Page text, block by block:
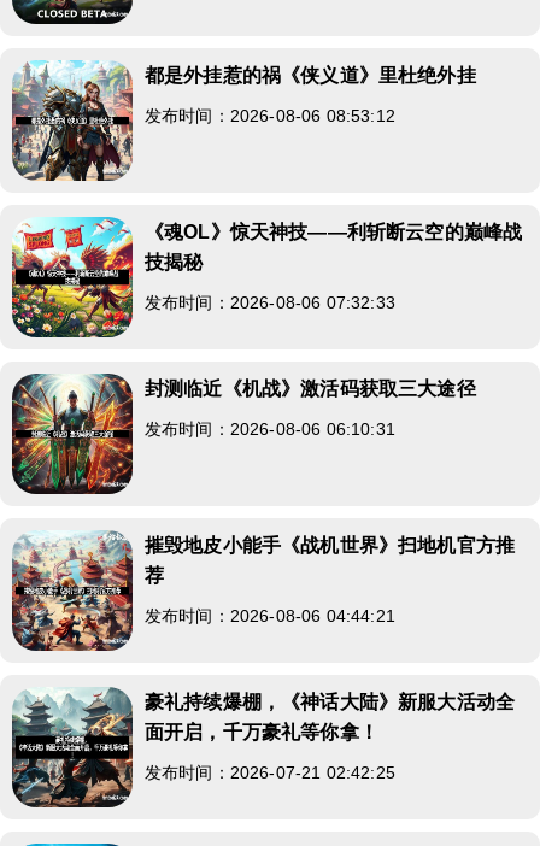
都是外挂惹的祸《侠义道》里杜绝外挂
发布时间：2026-08-06 08:53:12
《魂OL》惊天神技——利斩断云空的巅峰战
技揭秘
发布时间：2026-08-06 07:32:33
封测临近《机战》激活码获取三大途径
发布时间：2026-08-06 06:10:31
摧毁地皮小能手《战机世界》扫地机官方推
荐
发布时间：2026-08-06 04:44:21
豪礼持续爆棚，《神话大陆》新服大活动全
面开启，千万豪礼等你拿！
发布时间：2026-07-21 02:42:25